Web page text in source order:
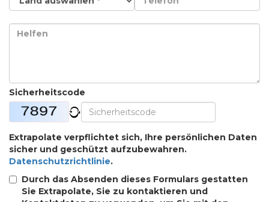
Sicherheitscode
Extrapolate verpflichtet sich, Ihre persönlichen Daten
sicher und geschützt aufzubewahren.
Datenschutzrichtlinie.
Durch das Absenden dieses Formulars gestatten
Sie Extrapolate, Sie zu kontaktieren und